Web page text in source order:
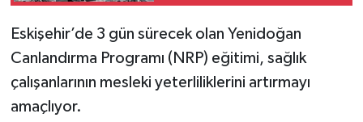
Eskişehir’de 3 gün sürecek olan Yenidoğan
Canlandırma Programı (NRP) eğitimi, sağlık
çalışanlarının mesleki yeterliliklerini artırmayı
amaçlıyor.